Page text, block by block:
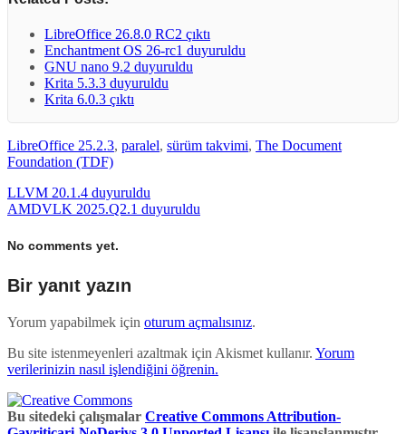
LibreOffice 26.8.0 RC2 çıktı
Enchantment OS 26-rc1 duyuruldu
GNU nano 9.2 duyuruldu
Krita 5.3.3 duyuruldu
Krita 6.0.3 çıktı
LibreOffice 25.2.3, paralel, sürüm takvimi, The Document
Foundation (TDF)
LLVM 20.1.4 duyuruldu
AMDVLK 2025.Q2.1 duyuruldu
No comments yet.
Bir yanıt yazın
Yorum yapabilmek için oturum açmalısınız.
Bu site istenmeyenleri azaltmak için Akismet kullanır. Yorum
verilerinizin nasıl işlendiğini öğrenin.
Bu sitedeki çalışmalar Creative Commons Attribution-